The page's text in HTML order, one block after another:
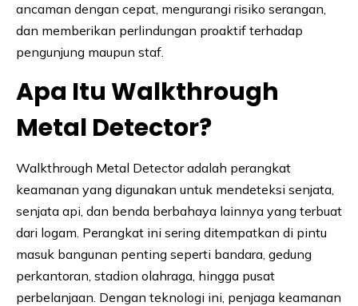
ancaman dengan cepat, mengurangi risiko serangan,
dan memberikan perlindungan proaktif terhadap
pengunjung maupun staf.
Apa Itu Walkthrough
Metal Detector?
Walkthrough Metal Detector adalah perangkat
keamanan yang digunakan untuk mendeteksi senjata,
senjata api, dan benda berbahaya lainnya yang terbuat
dari logam. Perangkat ini sering ditempatkan di pintu
masuk bangunan penting seperti bandara, gedung
perkantoran, stadion olahraga, hingga pusat
perbelanjaan. Dengan teknologi ini, penjaga keamanan